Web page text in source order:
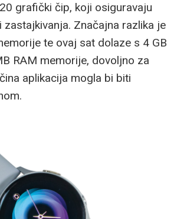
grafički čip, koji osiguravaju
Značajna razlika je
te ovaj sat dolaze s 4 GB
RAM memorije, dovoljno za
aplikacija mogla bi biti